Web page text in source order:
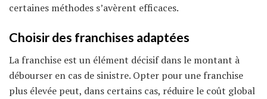
certaines méthodes s’avèrent efficaces.
Choisir des franchises adaptées
La franchise est un élément décisif dans le montant à
débourser en cas de sinistre. Opter pour une franchise
plus élevée peut, dans certains cas, réduire le coût global